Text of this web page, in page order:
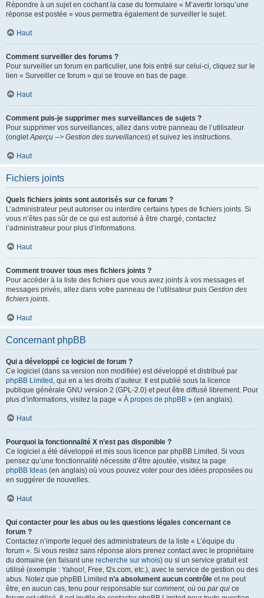
Répondre à un sujet en cochant la case du formulaire « M’avertir lorsqu’une
réponse est postée » vous permettra également de surveiller le sujet.
Haut
Comment surveiller des forums ?
Pour surveiller un forum en particulier, une fois entré sur celui-ci, cliquez sur le
lien « Surveiller ce forum » qui se trouve en bas de page.
Haut
Comment puis-je supprimer mes surveillances de sujets ?
Pour supprimer vos surveillances, allez dans votre panneau de l’utilisateur
(ongletAperçu --> Gestion des surveillances) et suivez les instructions.
Haut
Fichiers joints
Quels fichiers joints sont autorisés sur ce forum ?
L’administrateur peut autoriser ou interdire certains types de fichiers joints. Si
vous n’êtes pas sûr de ce qui est autorisé à être chargé, contactez
l’administrateur pour plus d’informations.
Haut
Comment trouver tous mes fichiers joints ?
Pour accéder à la liste des fichiers que vous avez joints à vos messages et
messages privés, allez dans votre panneau de l’utilisateur puis Gestion des
fichiers joints.
Haut
Concernant phpBB
Qui a développé ce logiciel de forum ?
Ce logiciel (dans sa version non modifiée) est développé et distribué par
phpBB Limited , qui en a les droits d’auteur. Il est publié sous la licence
publique générale GNU version 2 (GPL-2.0) et peut être diffusé librement. Pour
plus d’informations, visitez la page « À propos de phpBB » (en anglais).
Haut
Pourquoi la fonctionnalité X n’est pas disponible ?
Ce logiciel a été développé et mis sous licence par phpBB Limited. Si vous
pensez qu’une fonctionnalité nécessite d’être ajoutée, visitez la page
phpBB Ideas (en anglais) où vous pouvez voter pour des idées proposées ou
en suggérer de nouvelles.
Haut
Qui contacter pour les abus ou les questions légales concernant ce
forum ?
Contactez n’importe lequel des administrateurs de la liste « L’équipe du
forum ». Si vous restez sans réponse alors prenez contact avec le propriétaire
du domaine (en faisant une recherche sur whois) ou si un service gratuit est
utilisé (exemple : Yahoo!, Free, f2s.com, etc.), avec le service de gestion ou des
abus. Notez que phpBB Limited n’a absolument aucun contrôle et ne peut
être, en aucun cas, tenu pour responsable sur comment, où ou par qui ce